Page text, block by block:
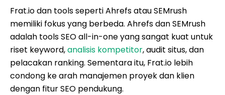
Frat.io dan tools seperti Ahrefs atau SEMrush
memiliki fokus yang berbeda. Ahrefs dan SEMrush
adalah tools SEO all-in-one yang sangat kuat untuk
riset keyword,analisis kompetitor, audit situs, dan
pelacakan ranking. Sementara itu, Frat.io lebih
condong ke arah manajemen proyek dan klien
dengan fitur SEO pendukung.